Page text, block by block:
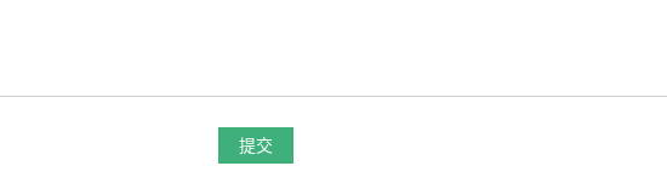
提交